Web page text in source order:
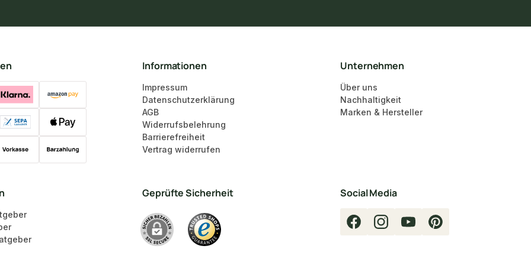
Informationen
Impressum
Datenschutzerklärung
AGB
Widerrufsbelehrung
Barrierefreiheit
Vertrag widerrufen
Unternehmen
Über uns
Nachhaltigkeit
Marken & Hersteller
Geprüfte Sicherheit Social Media
FacebookInstagramYouTubePinterest